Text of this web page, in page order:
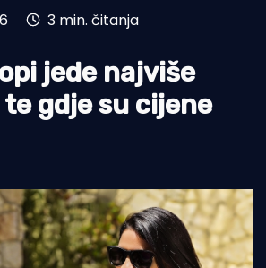
3 min. čitanja
jede najviše
gdje su cijene